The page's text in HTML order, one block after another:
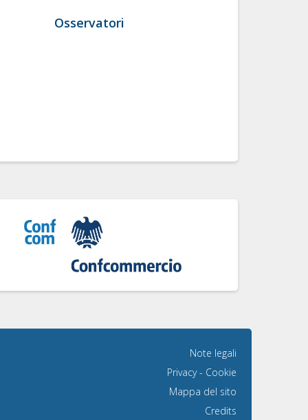
Osservatori
Note legali
Privacy- Cookie
Mappa del sito
Credits